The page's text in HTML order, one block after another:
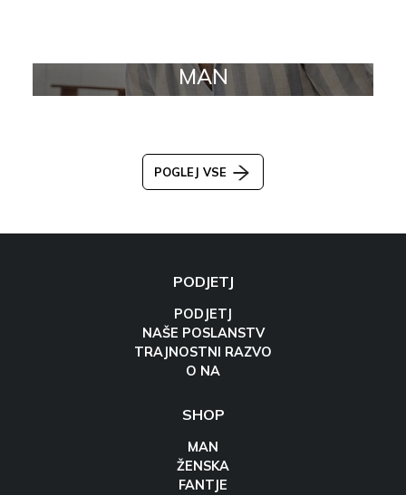
MAN
POGLEJ VSE
PODJETJ
PODJETJ
NAŠE POSLANSTV
TRAJNOSTNI RAZVO
O NA
SHOP
MAN
ŽENSKA
FANTJE